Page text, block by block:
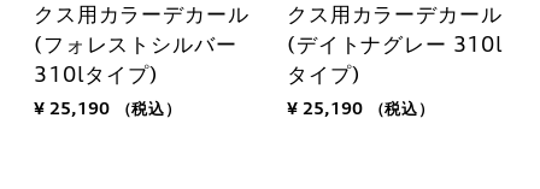
クス用カラーデカール
(フォレストシルバー
310lタイプ)
¥ 25,190 （税込）
クス用カラーデカール
(デイトナグレー 310l
タイプ)
¥ 25,190 （税込）